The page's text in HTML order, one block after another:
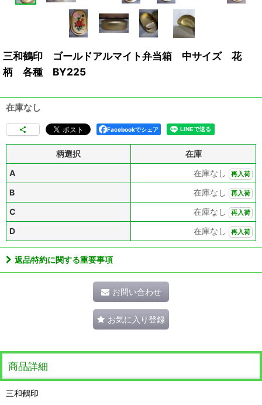
三和鶴印 ゴールドアルマイト弁当箱 中サイズ 花
柄 各種 BY225
在庫なし
Facebookでシェア
柄選択
在庫
A
在庫なし 再入荷
B 在庫なし 再入荷
C 在庫なし 再入荷
D 在庫なし 再入荷
返品特約に関する重要事項
お問い合わせ
お気に入り登録
商品詳細
三和鶴印